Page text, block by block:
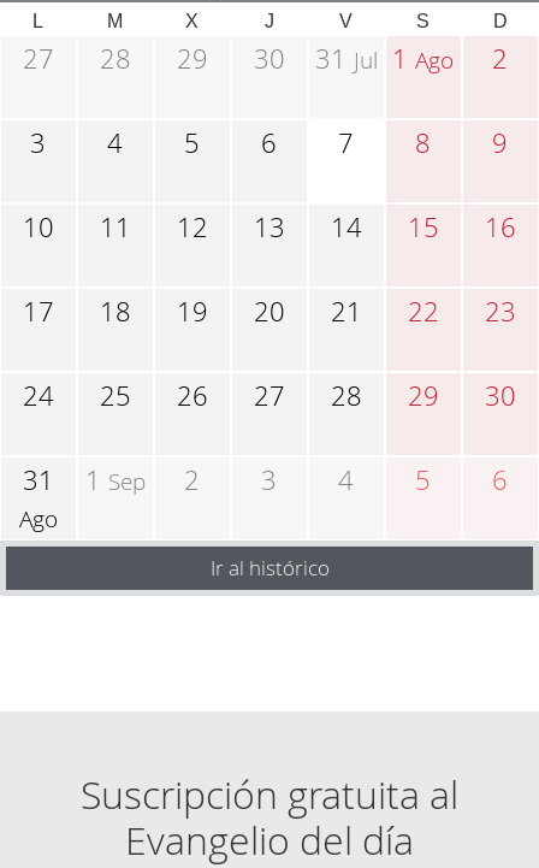
L M X J V S D
27 28 29 30 31 Jul 1Ago 2
3 4 5 6 7 8 9
10 11 12 13 14 15 16
17 18 19 20 21 22 23
24 25 26 27 28 29 30
31
Ago
1 Sep 2 3 4 5 6
Ir al histórico
Suscripción gratuita al
Evangelio del día